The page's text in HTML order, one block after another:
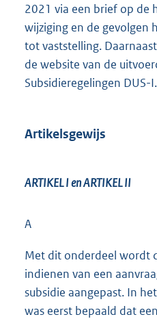
2021 via een brief op de
wijziging en de gevolgen
tot vaststelling.
de website van de
Subsidieregelingen DUS-I.
Artikelsgewijs
ARTIKEL I en ARTIKEL II
A
Met dit onderdeel wordt
indienen van een
subsidie aangepast. In
was eerst bepaald dat